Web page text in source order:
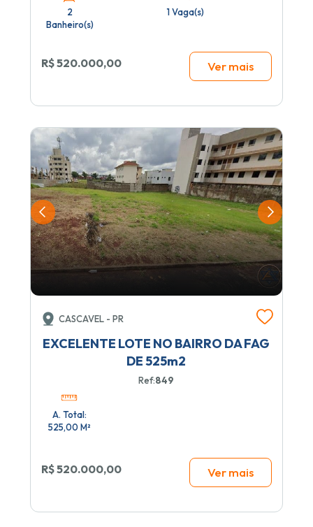
2
Banheiro(s)
1 Vaga(s)
R$ 520.000,00 Ver mais
CASCAVEL - PR
EXCELENTE LOTE NO BAIRRO DA FAG
DE 525m2
Ref:849
A. Total:
525,00 M²
R$ 520.000,00 Ver mais